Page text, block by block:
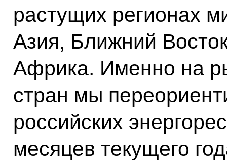
растущих регионах
Азия, Ближний
Африка. Именно на
стран мы
российских
месяцев текущего